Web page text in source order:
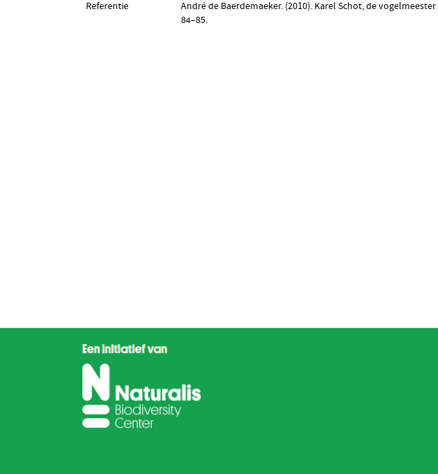
Referentie André de Baerdemaeker. (2010). Karel Schot, de
84–85.